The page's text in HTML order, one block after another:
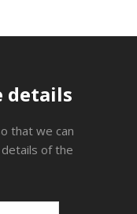
details
that we can
of the